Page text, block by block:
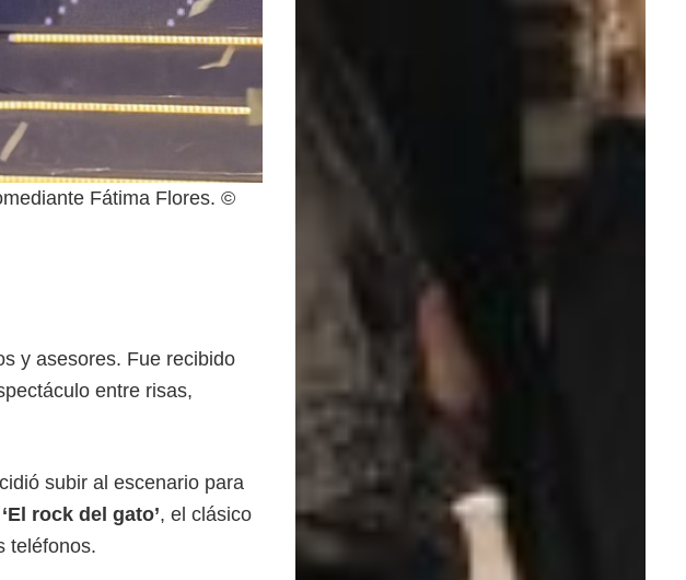
Fátima Flores. ©
y asesores. Fue recibido
entre risas,
subir al escenario para
‘El rock del gato’, el clásico
teléfonos.